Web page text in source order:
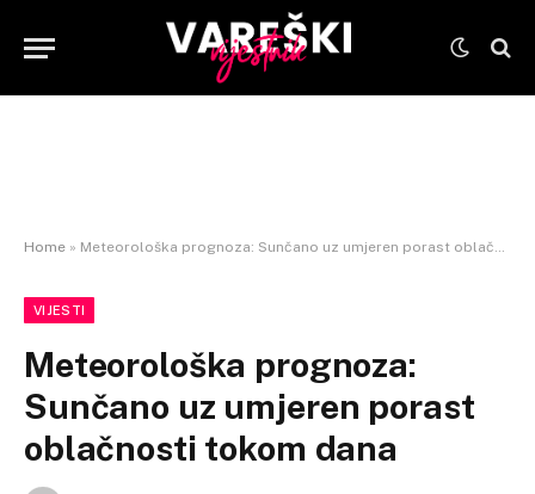
Home » Meteorološka prognoza: Sunčano uz umjeren porast oblačnosti tokom dana
VIJESTI
Meteorološka prognoza:
Sunčano uz umjeren porast
oblačnosti tokom dana